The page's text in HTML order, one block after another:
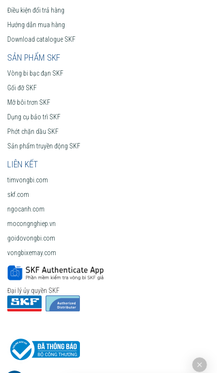
Điều kiện đổi trả hàng
Hướng dẫn mua hàng
Download catalogue SKF
SẢN PHẨM SKF
Vòng bi bạc đạn SKF
Gối đỡ SKF
Mỡ bôi trơn SKF
Dụng cụ bảo trì SKF
Phớt chặn dầu SKF
Sản phẩm truyền động SKF
LIÊN KẾT
timvongbi.com
skf.com
ngocanh.com
mocongnghiep.vn
goidovongbi.com
vongbixemay.com
Đại lý ủy quyền SKF